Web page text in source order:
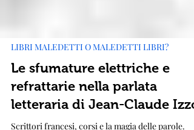
LIBRI MALEDETTI O MALEDETTI LIBRI?
Le sfumature elettriche e
refrattarie nella parlata